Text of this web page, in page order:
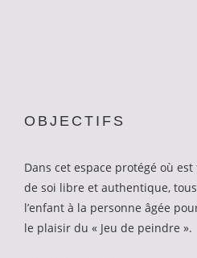
OBJECTIFS
Dans cet espace protégé où
de soi libre et authentique,
l’enfant à la personne âgée
le plaisir du « Jeu de peindre ».